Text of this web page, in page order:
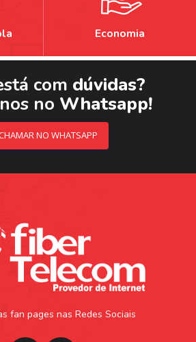
Economia
com dúvidas?
no Whatsapp!
NO WHATSAPP
fan pages nas Redes Sociais